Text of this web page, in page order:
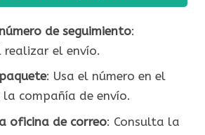
de seguimiento:
el envío.
: Usa el número en el
compañía de envío.
oficina de correo: Consulta la